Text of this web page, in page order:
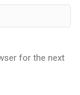
for the next